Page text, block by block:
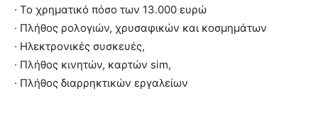
· Το χρηματικό πόσο των 13.000 ευρώ
· Πλήθος ρολογιών, χρυσαφικών και κοσμημάτων
· Ηλεκτρονικές συσκευές,
· Πλήθος κινητών, καρτών sim,
· Πλήθος διαρρηκτικών εργαλείων